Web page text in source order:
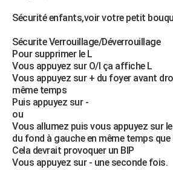
Sécurité enfants,voir votre petit
Sécurite Verrouillage/Déverrouillage
Pour supprimer le L
Vous appuyez sur O/I ça affiche L
Vous appuyez sur + du foyer avant
même temps
Puis appuyez sur -
ou
Vous allumez puis vous appuyez sur
du fond à gauche en même temps que
Cela devrait provoquer un BIP
Vous appuyez sur - une seconde fois.